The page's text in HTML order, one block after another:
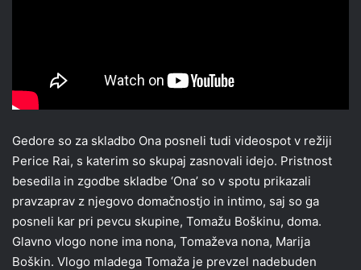
Gedore so za skladbo Ona posneli tudi videospot v režiji
Perice Rai, s katerim so skupaj zasnovali idejo. Pristnost
besedila in zgodbe skladbe ‘Ona’ so v spotu prikazali
pravzaprav z njegovo domačnostjo in intimo, saj so ga
posneli kar pri pevcu skupine, Tomažu Boškinu, doma.
Glavno vlogo none ima nona, Tomaževa nona, Marija
Boškin. Vlogo mladega Tomaža je prevzel nadebuden